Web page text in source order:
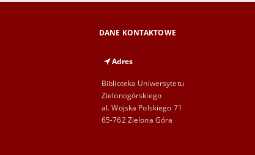
DANE KONTAKTOWE
Adres
Biblioteka Uniwersytetu
Zielonogórskiego
al. Wojska Polskiego 71
65-762 Zielona Góra